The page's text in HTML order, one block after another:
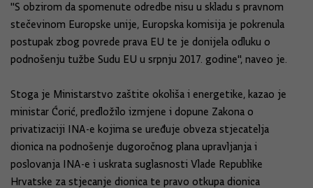
"S obzirom da spomenute odredbe nisu u skladu s pravnom
stečevinom Europske unije, Europska komisija je pokrenula
postupak zbog povrede prava EU te je donijela odluku o
podnošenju tužbe Sudu EU u srpnju 2017. godine", naveo je.
Stoga je Ministarstvo zaštite okoliša i energetike, kazao je
ministar Ćorić, predložilo izmjene i dopune Zakona o
privatizaciji INA-e kojima se uređuje obveza stjecatelja
dionica na podnošenje dugoročnog plana upravljanja i
poslovanja INA-e i uskrata suglasnosti Vlade Republike
Hrvatske za stjecanje dionica te pravo otkupa dionica